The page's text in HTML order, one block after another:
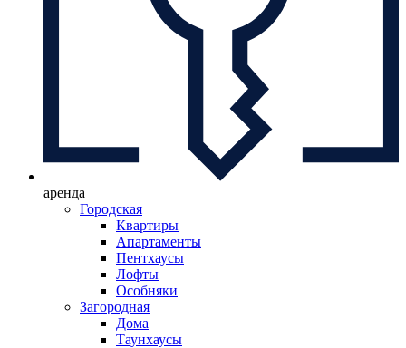
аренда
Городская
Квартиры
Апартаменты
Пентхаусы
Лофты
Особняки
Загородная
Дома
Таунхаусы